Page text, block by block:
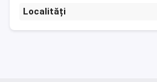
Localități